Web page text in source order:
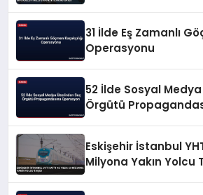
31 İlde Eş Zamanlı
Operasyonu
52 İlde Sosyal
Örgütü
Eskişehir İstanbul
Milyona Yakın Yolcu